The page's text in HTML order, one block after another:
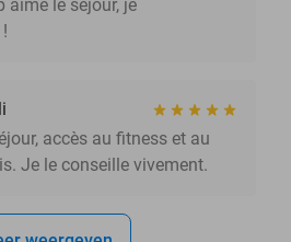
aimé le séjour, je
accès au fitness et au
Je le conseille vivement.